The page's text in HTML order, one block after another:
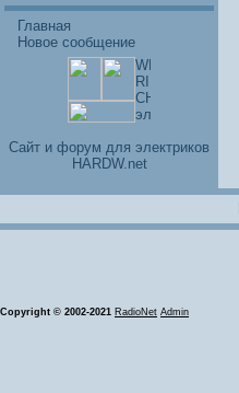
Главная
Новое сообщение
Cайт и форум для электриков
HARDW.net
Copyright © 2002-2021 RadioNet Admin